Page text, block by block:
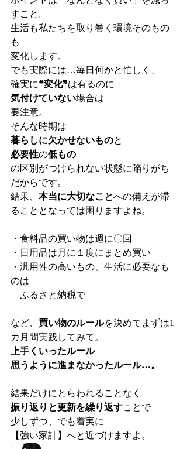
すこと。
生活も私たちを取り巻く環境そのもの
も
変化します。
でも実際には…毎日何かと忙しく、
確実に❝変化❞は有るのに
気付けていない場合は
要注意。
そんな時期は
暮らしに欠かせないものと
必要性の低もの
の区別がつけられない状態に陥りがち
だからです。
結果、 本当に大切なことへの備えが滞
ることとなっては困りますよね。
・食料品の買い物は週に〇回
・日用品は月に１度にまとめ買い
・汎用性の高いもの、生活に必要なも
のは
ふるさと納税で
など、 買い物のルールを決めてまずは1
カ月間実践してみて。
上手くいったルール
思うように進まなかったルール…。
結果だけにとらわれることなく
振り返りと更新を繰り返すことで
少しずつ、でも着実に
【強い家計】へと近づけますよ。